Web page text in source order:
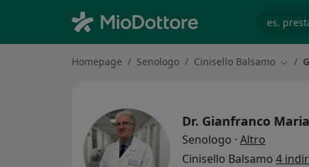
Homepage Senologo Cinisello Balsamo
Dr. Gianfranco
Senologo · Altro
Cinisello Balsamo 4